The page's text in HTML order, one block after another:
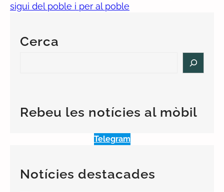
sigui del poble i per al poble
Cerca
hRebeu les notícies al mòbil
Telegram
Notícies destacades